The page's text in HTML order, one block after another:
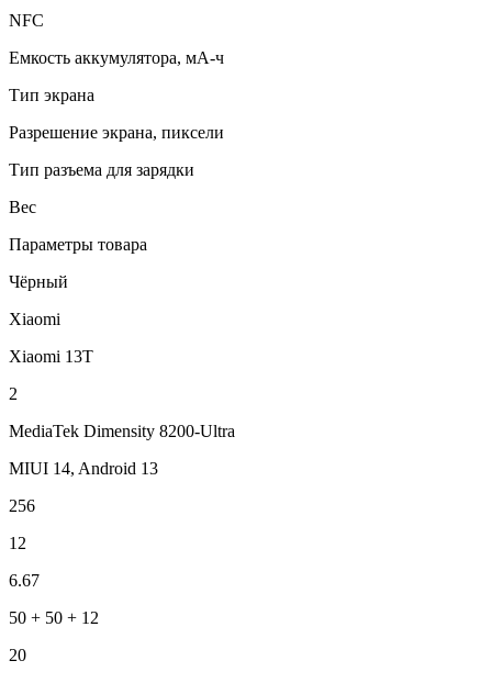
NFC
Емкость аккумулятора, мА-ч
Тип экрана
Разрешение экрана, пиксели
Тип разъема для зарядки
Вес
Параметры товара
Чёрный
Xiaomi
Xiaomi 13T
2
MediaTek Dimensity 8200-Ultra
MIUI 14, Android 13
256
12
6.67
50 + 50 + 12
20